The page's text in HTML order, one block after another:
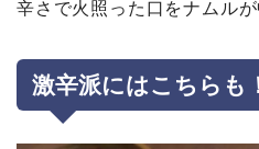
辛さで火照った口をナムル
激辛派にはこちらも